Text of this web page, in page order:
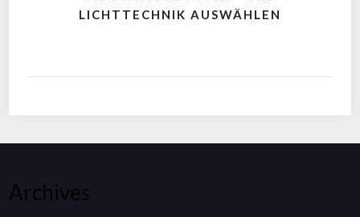
LICHTTECHNIK AUSWÄHLEN
Archives